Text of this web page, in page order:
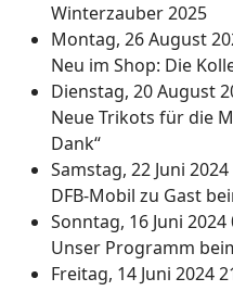
Winterzauber 2025
Montag, 26 August
Neu im Shop: Die
Dienstag, 20 August
Neue Trikots für die
Dank“
Samstag, 22 Juni
DFB-Mobil zu Gast
Sonntag, 16 Juni 2024
Unser Programm
Freitag, 14 Juni 2024